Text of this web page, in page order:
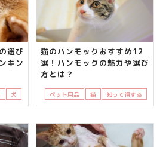
選び
キン
犬
猫のハンモックおすすめ12
選！ハンモックの魅力や選び
方とは？
ペット用品 猫 知って得する